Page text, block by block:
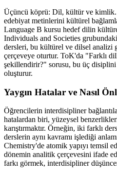
Üçüncü köprü: Dil, kültür ve
edebiyat metinlerini kültürel
Language B kursu hedef dilin
Individuals and Societies
dersleri, bu kültürel ve dilsel analizi
çerçeveye oturtur. ToK'da "Farklı
şekillendirir?" sorusu, bu üç
oluşturur.
Yaygın Hatalar ve Nasıl
Öğrencilerin interdisipliner
hatalardan biri, yüzeysel
karıştırmaktır. Örneğin, iki farklı
derslerin aynı kavramı işlediği
Chemistry'de atomik yapıyı temsil
dönemin analitik çerçevesini ifade
farkı görmek, interdisipliner